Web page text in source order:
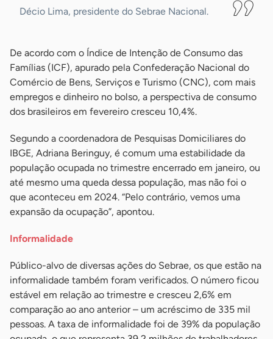
Décio Lima, presidente do Sebrae Nacional.
De acordo com o Índice de Intenção de Consumo das
Famílias (ICF), apurado pela Confederação Nacional do
Comércio de Bens, Serviços e Turismo (CNC), com mais
empregos e dinheiro no bolso, a perspectiva de consumo
dos brasileiros em fevereiro cresceu 10,4%.
Segundo a coordenadora de Pesquisas Domiciliares do
IBGE, Adriana Beringuy, é comum uma estabilidade da
população ocupada no trimestre encerrado em janeiro, ou
até mesmo uma queda dessa população, mas não foi o
que aconteceu em 2024. “Pelo contrário, vemos uma
expansão da ocupação”, apontou.
Informalidade
Público-alvo de diversas ações do Sebrae, os que estão na
informalidade também foram verificados. O número ficou
estável em relação ao trimestre e cresceu 2,6% em
comparação ao ano anterior – um acréscimo de 335 mil
pessoas. A taxa de informalidade foi de 39% da população